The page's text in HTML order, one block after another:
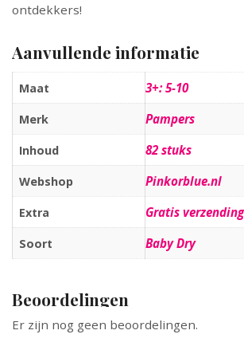
ontdekkers!
Aanvullende informatie
Maat 3+: 5-10
Merk Pampers
Inhoud 82 stuks
Webshop Pinkorblue.nl
Extra Gratis
Soort Baby Dry
Beoordelingen
Er zijn nog geen beoordelingen.